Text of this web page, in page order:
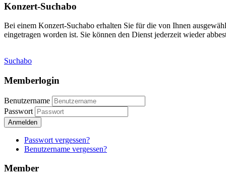
Konzert-Suchabo
Bei einem Konzert-Suchabo erhalten Sie für die von Ihnen
eingetragen worden ist. Sie können den Dienst jederzeit wieder
Suchabo
Memberlogin
Benutzername
Passwort
Anmelden
Passwort vergessen?
Benutzername vergessen?
Member